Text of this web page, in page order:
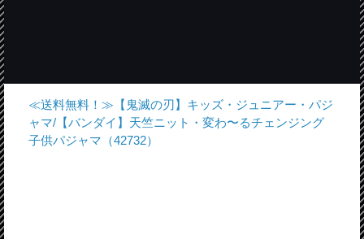
≪送料無料！≫【鬼滅の刃】キッズ・ジュニアー・パジ
ャマ/【バンダイ】天竺ニット・変わ〜るチェンジング
子供パジャマ（42732）